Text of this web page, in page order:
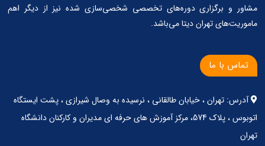
مشاور و برگزاری دوره‌های تخصصی شخصی‌سازی شده نیز از دیگر اهم
ماموریت‌های تهران دیتا می‌باشد.
تماس با ما
آدرس: تهران ، خیابان طالقانی ، نرسیده به وصال شیرازی ، پشت ایستگاه
اتوبوس ، پلاک 574، مرکز آموزش های حرفه ای مدیران و کارکنان دانشگاه
تهران